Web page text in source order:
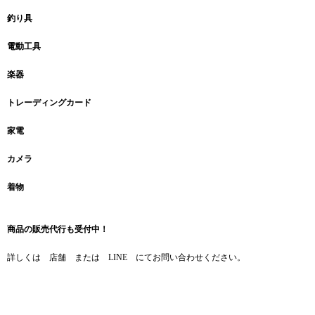
釣り具
電動工具
楽器
トレーディングカード
家電
カメラ
着物
商品の販売代行も受付中！
詳しくは 店舗 または LINE にてお問い合わせください。